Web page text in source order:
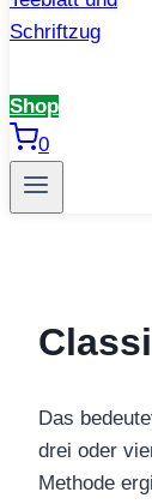
Shop
0
Das
drei oder
Methode